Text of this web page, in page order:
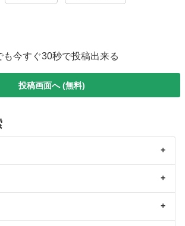
も今すぐ30秒で投稿出来る
投稿画面へ (無料)